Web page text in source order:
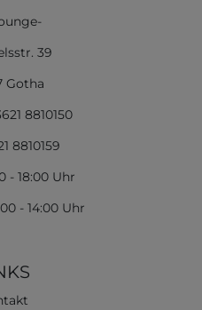
39
Gotha
8810150
8810159
- 18:00 Uhr
- 14:00 Uhr